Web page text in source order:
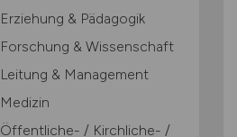
Erziehung & Pädagogik
Forschung & Wissenschaft
Leitung & Management
Medizin
Öffentliche- / Kirchliche- /